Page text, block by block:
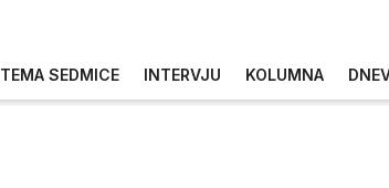
TEMA SEDMICE INTERVJU KOLUMNA